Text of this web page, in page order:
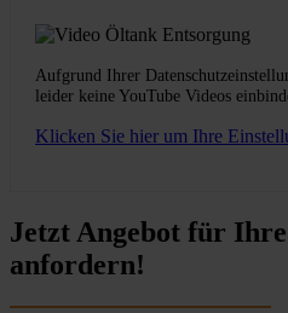
Aufgrund Ihrer
leider keine YouTube Videos
Klicken Sie hier um Ihre
Jetzt Angebot für
anfordern!